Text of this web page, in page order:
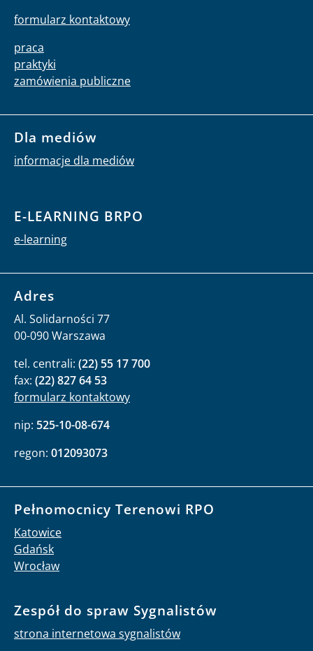
formularz kontaktowy
praca
praktyki
zamówienia publiczne
Dla mediów
informacje dla mediów
E-LEARNING BRPO
e-learning
Adres
Al. Solidarności 77
00-090 Warszawa
tel. centrali: (22) 55 17 700
fax: (22) 827 64 53
formularz kontaktowy
nip: 525-10-08-674
regon: 012093073
Pełnomocnicy Terenowi RPO
Katowice
Gdańsk
Wrocław
Zespół do spraw Sygnalistów
strona internetowa sygnalistów